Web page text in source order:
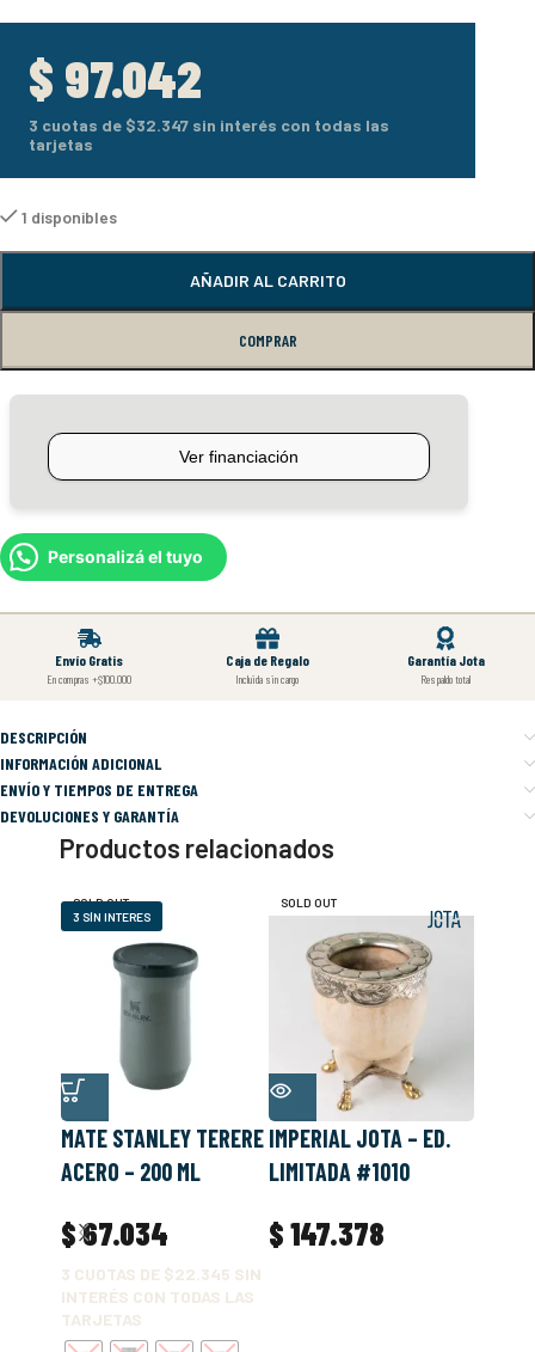
$ 97.042
3 cuotas de $32.347 sin interés con todas las
tarjetas
1 disponibles
AÑADIR AL CARRITO
COMPRAR
Personalizá el tuyo
Envío Gratis
En compras +$100.000
Caja de Regalo
Incluida sin cargo
Garantía Jota
Respaldo total
DESCRIPCIÓN
INFORMACIÓN ADICIONAL
ENVÍO Y TIEMPOS DE ENTREGA
DEVOLUCIONES Y GARANTÍA
Productos relacionados
SOLD OUT
3 SÍN INTERES
MATE STANLEY TERERE
ACERO – 200 ML
$67.034
3 CUOTAS DE $22.345 SIN
INTERÉS CON TODAS LAS
TARJETAS
SOLD OUT
IMPERIAL JOTA – ED.
LIMITADA #1010
$147.378